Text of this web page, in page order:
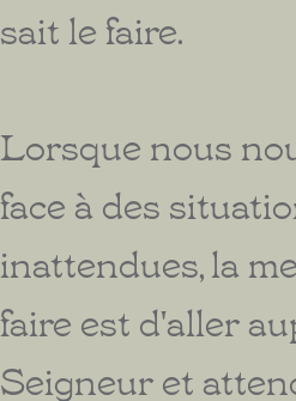
sait le faire.
Lorsque nous
face à des
inattendues, la
faire est d'aller
Seigneur et